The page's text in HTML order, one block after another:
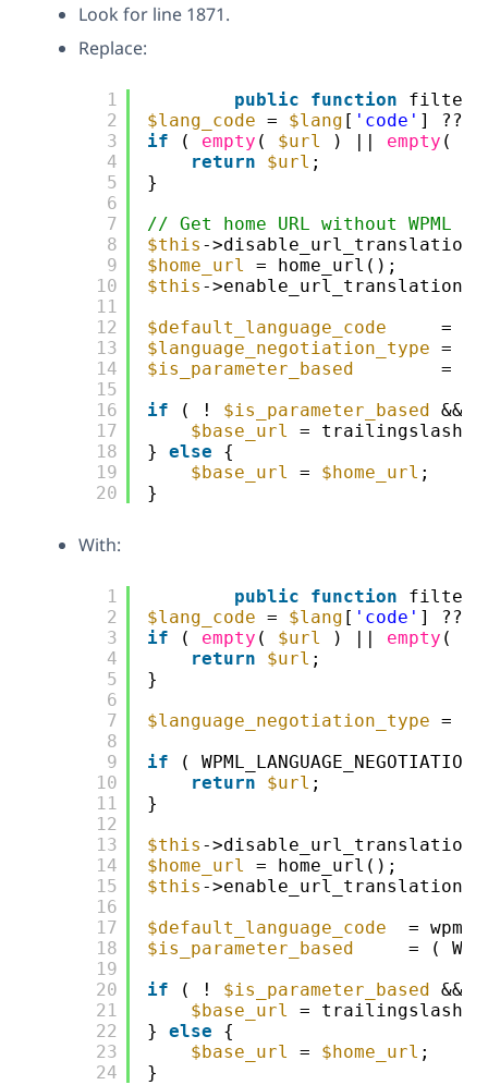
Look for line 1871.
Replace:
1
2
3
4
5
6
7
8
9
10
11
12
13
14
15
16
17
18
19
20
public function
$lang_code = $lang [ 'code' ] ??
if
( empty ( $url ) || empty (
return
$url ;
}
// Get home URL without WPML
$this -
$home_url
= home_url();
$this -
$default_language_code
=
$language_negotiation_type =
$is_parameter_based
= (
if
( ! $is_parameter_based &&
$base_url
=
} else
{
$base_url
= $home_url ;
}
With:
1
2
3
4
5
6
7
8
9
10
11
12
13
14
15
16
17
18
19
20
21
22
23
24
public function
$lang_code = $lang [ 'code' ] ??
if
( empty ( $url ) || empty (
return
$url ;
}
$language_negotiation_type =
if
(
return
$url ;
}
$this -
$home_url
= home_url();
$this -
$default_language_code
=
$is_parameter_based
= (
if
( ! $is_parameter_based &&
$base_url
=
} else
{
$base_url
= $home_url ;
}